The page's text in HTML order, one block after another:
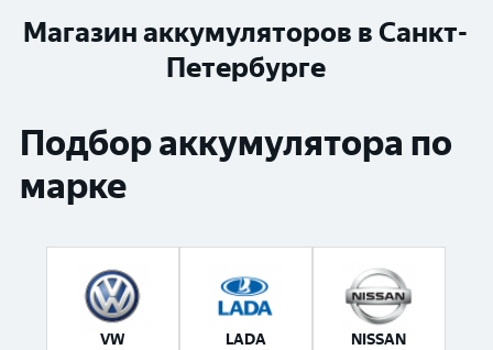
Магазин аккумуляторов в Санкт-
Петербурге
Подбор аккумулятора по
марке
VW LADA NISSAN